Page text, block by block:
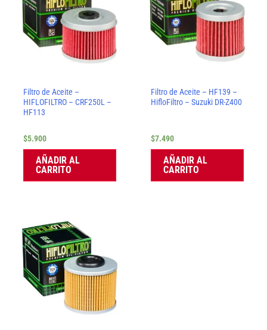
Filtro de Aceite –
HIFLOFILTRO – CRF250L –
HF113
$5.900
AÑADIR AL
CARRITO
Filtro de Aceite – HF139 –
HifloFiltro – Suzuki DR-Z400
$7.490
AÑADIR AL
CARRITO